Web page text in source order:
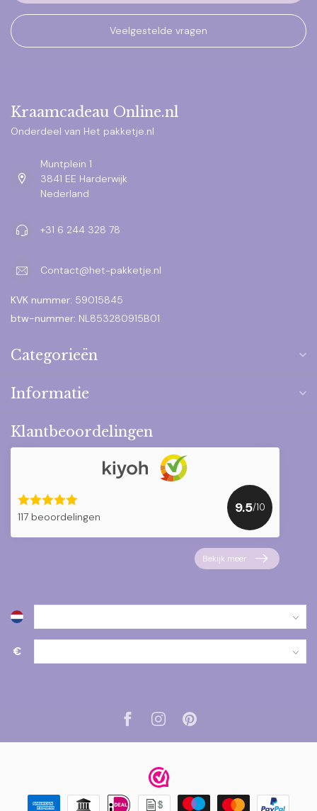
Veelgestelde vragen
Kraamcadeau Online.nl
Onderdeel van Het pakketje.nl
Muntplein 1
3841 EE Harderwijk
Nederland
+31 6 244 328 78
Contact@het-pakketje.nl
KVK nummer: 59015845
btw-nummer: NL853280915B01
Categorieën
Informatie
Klantbeoordelingen
117 beoordelingen
9.5/10
Bekijk meer
€